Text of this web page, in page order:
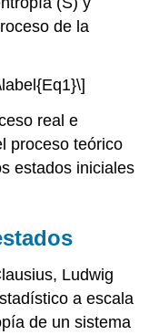
de la
real e
proceso teórico
estados iniciales
Ludwig
a escala
de un sistema